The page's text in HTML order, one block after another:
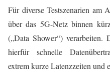
Für diverse Testszenarien am
über das 5G-Netz binnen
(„Data Shower“)
hierfür schnelle
extrem kurze Latenzzeiten und